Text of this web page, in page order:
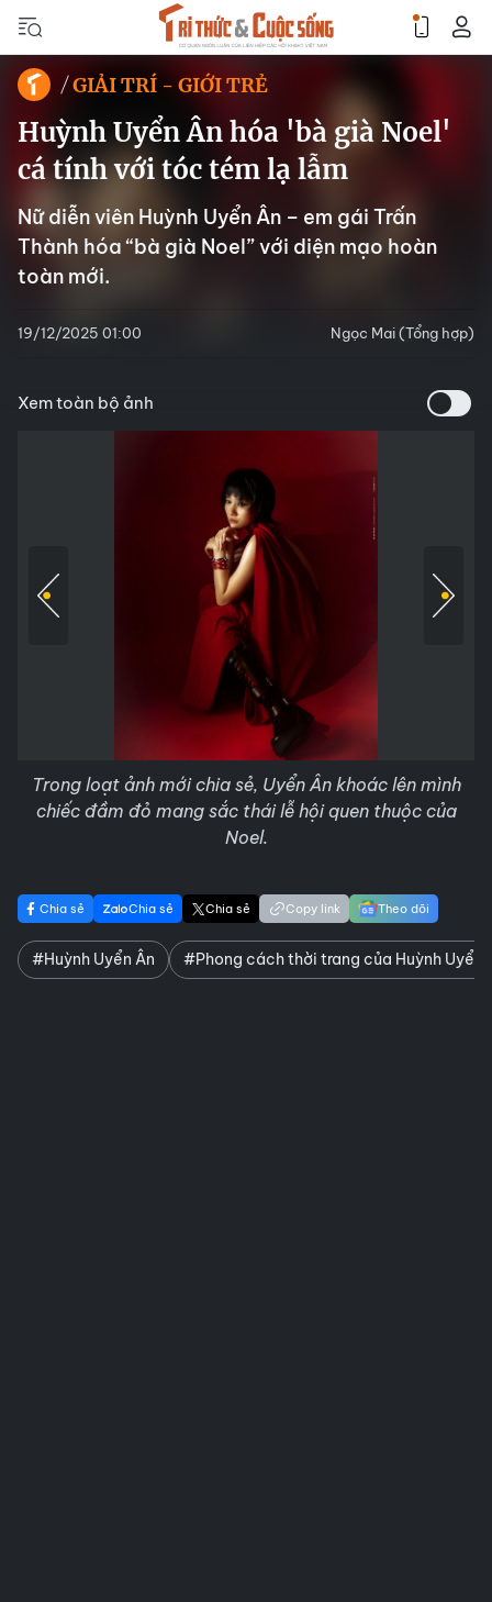
GIẢI TRÍ - GIỚI TRẺ
Huỳnh Uyển Ân hóa 'bà già Noel'
cá tính với tóc tém lạ lẫm
Nữ diễn viên Huỳnh Uyển Ân – em gái Trấn
Thành hóa “bà già Noel” với diện mạo hoàn
toàn mới.
19/12/2025 01:00 Ngọc Mai (Tổng hợp)
Xem toàn bộ ảnh
Trong loạt ảnh mới chia sẻ, Uyển Ân khoác lên mình
chiếc đầm đỏ mang sắc thái lễ hội quen thuộc của
Noel.
Chia sẻ Chia sẻ Chia sẻ Copy link Theo dõi
#Huỳnh Uyển Ân #Phong cách thời trang của Huỳnh Uyển